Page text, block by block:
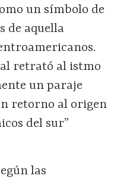
un símbolo de
de aquella
retrató al istmo
un paraje
retorno al origen
del sur”
las